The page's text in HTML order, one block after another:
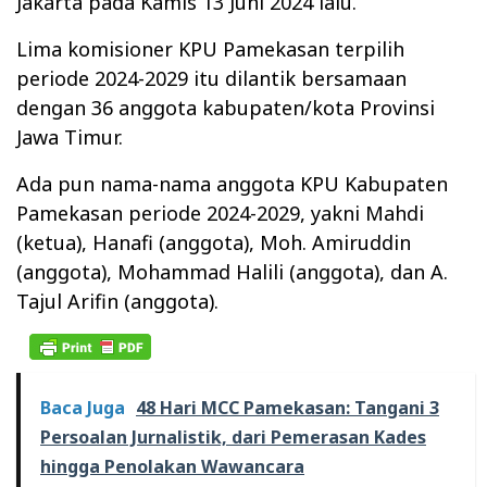
Lima komisioner KPU Pamekasan terpilih
periode 2024-2029 itu dilantik bersamaan
dengan 36 anggota kabupaten/kota Provinsi
Jawa Timur.
Ada pun nama-nama anggota KPU Kabupaten
Pamekasan periode 2024-2029, yakni Mahdi
(ketua), Hanafi (anggota), Moh. Amiruddin
(anggota), Mohammad Halili (anggota), dan A.
Tajul Arifin (anggota).
Baca Juga 48 Hari MCC Pamekasan: Tangani 3
Persoalan Jurnalistik, dari Pemerasan Kades
hingga Penolakan Wawancara